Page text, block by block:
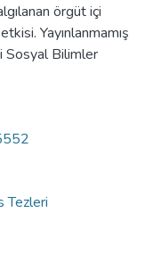
örgüt içi
Yayınlanmamış
Sosyal Bilimler
Tezleri